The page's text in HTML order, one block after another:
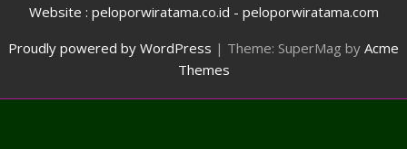
Website : peloporwiratama.co.id - peloporwiratama.com
Proudly powered by WordPress | Theme: SuperMag by Acme
Themes